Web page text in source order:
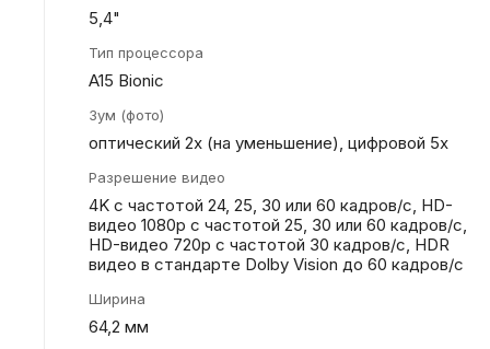
5,4"
Тип процессора
A15 Bionic
Зум (фото)
оптический 2x (на уменьшение), цифровой 5x
Разрешение видео
4K с частотой 24, 25, 30 или 60 кадров/ с, HD-
видео 1080p с частотой 25, 30 или 60 кадров/ с,
HD-видео 720p с частотой 30 кадров/ с, HDR
видео в стандарте Dolby Vision до 60 кадров/ с
Ширина
64,2 мм